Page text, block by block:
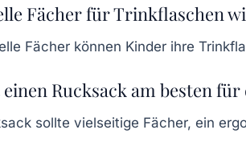
Fächer für Trinkflaschen
Fächer können Kinder ihre
einen Rucksack am besten
sollte vielseitige Fächer, ein